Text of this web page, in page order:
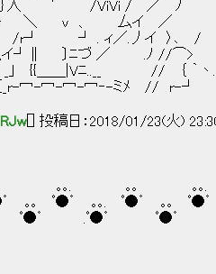
/ ／ ﾉ ＼ 私は
v 、 厶イ ／ 〈
／.丿イ 〉､ / ｝
／ .ﾉ //⌒> / くく
..__ // ｛ ｀丶. /
-冖‐-ミﾒ // r-┘ V
[] 投稿日：2018/01/23(火)
｡｡. ｡｡ ｡
｡｡ ﾟ●゜ ｡｡. ﾟ●゜ ｡｡ ﾟ●
゜ .ﾟ●゜ ﾟ●゜ .ﾟ